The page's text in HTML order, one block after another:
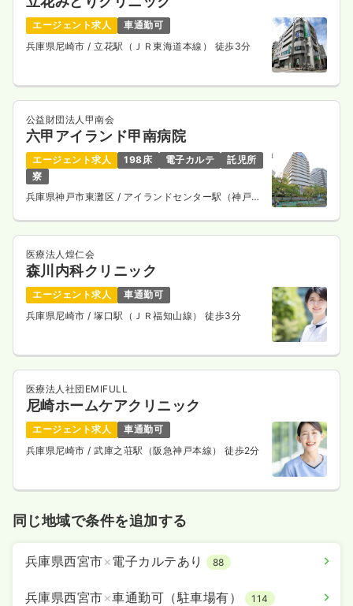
エージェント求人
車通勤可
兵庫県尼崎市 / 立花駅（ＪＲ東海道本線） 徒歩3分
公益財団法人甲南会
六甲アイランド甲南病院
エージェント求人 198床 電子カルテ
託児所
寮
兵庫県神戸市東灘区 / アイランドセンター駅（神戸新
医療法人煌仁会
森川内科クリニック
エージェント求人
車通勤可
兵庫県尼崎市 / 塚口駅（ＪＲ福知山線） 徒歩3分
医療法人社団EMIFULL
尼崎ホームケアクリニック
エージェント求人
車通勤可
兵庫県尼崎市 / 武庫之荘駅（阪急神戸本線） 徒歩2分
同じ地域で条件を追加する
兵庫県西宮市×電子カルテあり 88
兵庫県西宮市×車通勤可（駐車場有） 114